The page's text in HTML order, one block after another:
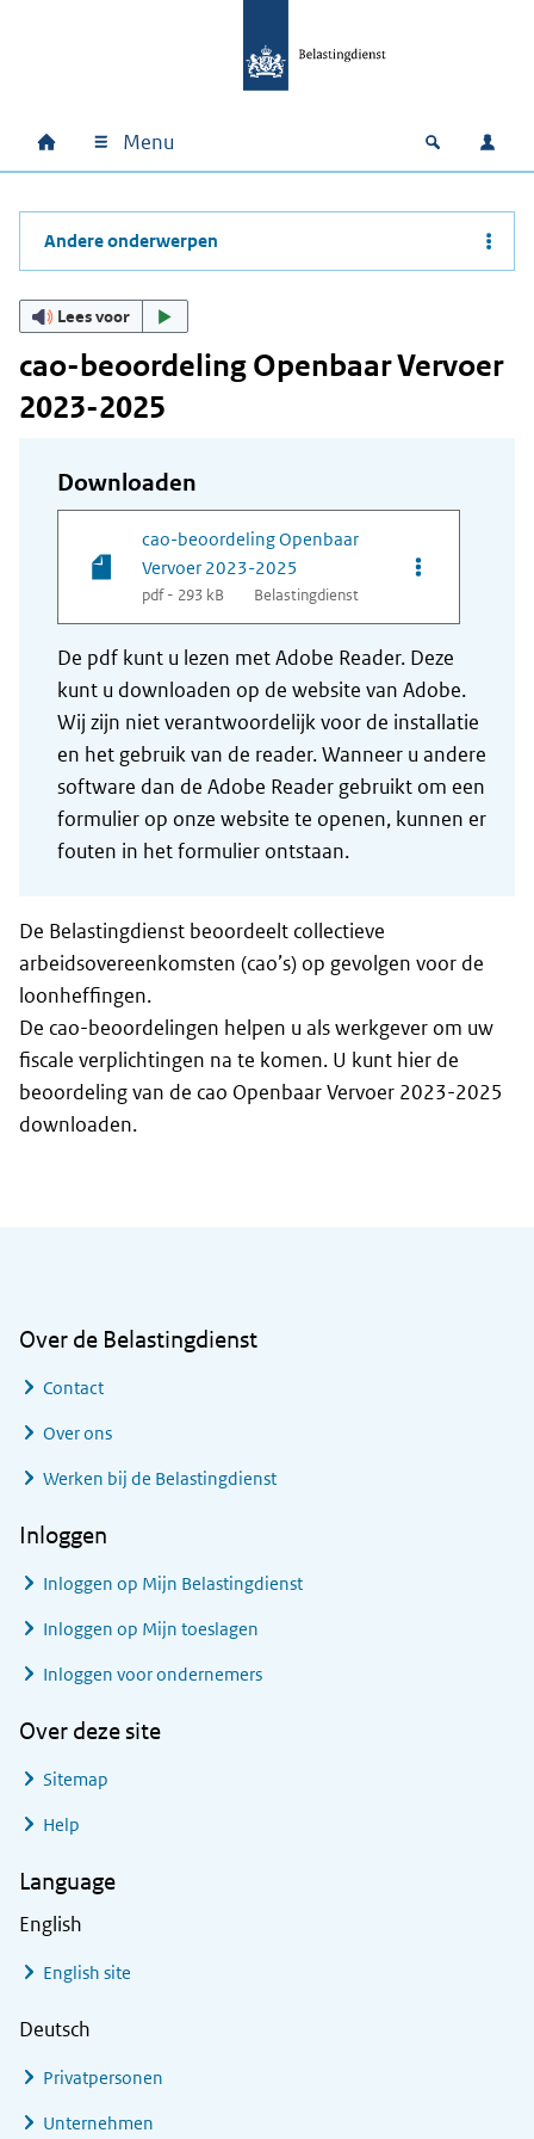
Hoofdnavigatie
Home Menu Open
Andere onderwerpen
Lees voor
cao-beoordeling Openbaar Vervoer
2023-2025
Downloaden
cao-beoordeling Openbaar
Vervoer 2023-2025
pdf - 293 kB Belastingdienst
Opties van
De pdf kunt u lezen met Adobe Reader. Deze
kunt u downloaden op de website van Adobe.
Wij zijn niet verantwoordelijk voor de installatie
en het gebruik van de reader. Wanneer u andere
software dan de Adobe Reader gebruikt om een
formulier op onze website te openen, kunnen er
fouten in het formulier ontstaan.
De Belastingdienst beoordeelt collectieve
arbeidsovereenkomsten (cao’s) op gevolgen voor de
loonheffingen.
De cao-beoordelingen helpen u als werkgever om uw
fiscale verplichtingen na te komen. U kunt hier de
beoordeling van de cao Openbaar Vervoer 2023-2025
downloaden.
Over de Belastingdienst
Contact
Over ons
Werken bij de Belastingdienst
Inloggen
Inloggen op Mijn Belastingdienst
Inloggen op Mijn toeslagen
Inloggen voor ondernemers
Over deze site
Sitemap
Help
Language
English
English site
Deutsch
Privatpersonen
Unternehmen